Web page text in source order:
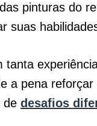
pinturas do
suas
tanta
a pena reforçar
de desafios